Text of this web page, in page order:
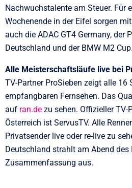
Nachwuchstalente am Steuer. Für
Wochenende in der Eifel sorgen
auch die ADAC GT4 Germany, der
Deutschland und der BMW M2 Cup.
Alle Meisterschaftsläufe live bei
TV-Partner ProSieben zeigt alle 16
empfangbaren Fernsehen. Das
auf ran.de zu sehen. Offizieller TV-
Österreich ist ServusTV. Alle
Privatsender live oder re-live zu
Deutschland strahlt am Abend des
Zusammenfassung aus.